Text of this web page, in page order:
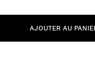
AJOUTER AU